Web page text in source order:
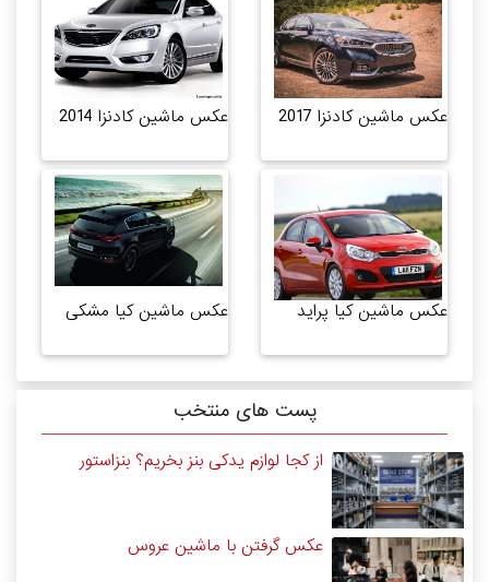
عکس ماشین کادنزا 2017 عکس ماشین کادنزا 2014
عکس ماشین کیا پراید عکس ماشین کیا مشکی
پست های منتخب
از کجا لوازم یدکی بنز بخریم؟ بنزاستور
عکس گرفتن با ماشین عروس